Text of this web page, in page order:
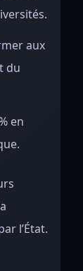
aux
du
en
l’État.